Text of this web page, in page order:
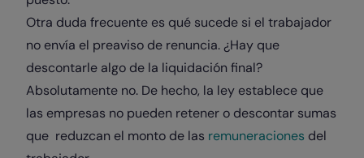
Otra duda frecuente es qué sucede si el trabajador
no envía el preaviso de renuncia. ¿Hay que
descontarle algo de la liquidación final?
Absolutamente no. De hecho, la ley establece que
las empresas no pueden retener o descontar sumas
que reduzcan el monto de las remuneraciones del